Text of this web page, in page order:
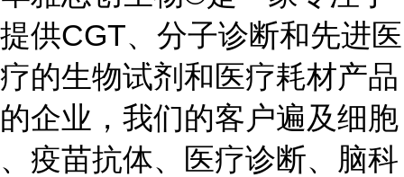
提供CGT、分子诊断和先进医
疗的生物试剂和医疗耗材产品
的企业，我们的客户遍及细胞
、疫苗抗体、医疗诊断、脑科